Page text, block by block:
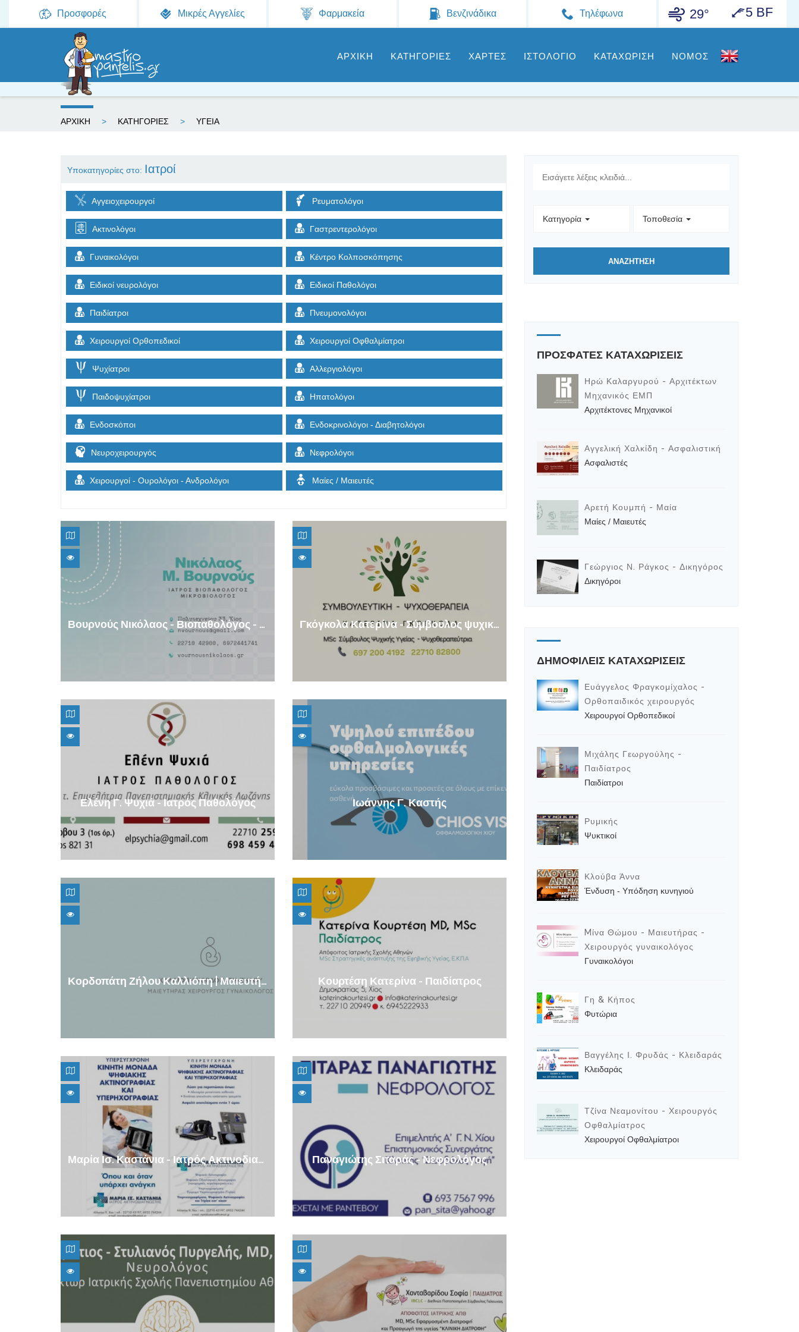
Jump to navigation
Προσφορές Μικρές Αγγελίες Φαρμακεία Βενζινάδικα Τηλέφωνα 29° 5 BF
ΑΡΧΙΚΗ ΚΑΤΗΓΟΡΙΕΣ ΧΑΡΤΕΣ ΙΣΤΟΛΟΓΙΟ ΚΑΤΑΧΩΡΙΣΗ ΝΟΜΟΣ
Ε
ε
δ
ώ
ΑΡΧΙΚΗ ΚΑΤΗΓΟΡΙΕΣ ΥΓΕΙΑ
Κατηγορία Τοποθεσία
Υποκατηγορίες στο: Ιατροί
Αγγειοχειρουργοί Ρευματολόγοι
Ακτινολόγοι Γαστρεντερολόγοι
Γυναικολόγοι Κέντρο Κολποσκόπησης
Ειδικοί νευρολόγοι Ειδικοί Παθολόγοι
Παιδίατροι Πνευμονολόγοι
Χειρουργοί Ορθοπεδικοί Χειρουργοί Οφθαλμίατροι
Ψυχίατροι Αλλεργιολόγοι
Παιδοψυχίατροι Ηπατολόγοι
Ενδοσκόποι Ενδοκρινολόγοι - Διαβητολόγοι
Νευροχειρουργός Νεφρολόγοι
Χειρουργοί - Ουρολόγοι - Ανδρολόγοι Μαίες / Μαιευτές
Βουρνούς Νικόλαος - Βιοπαθολόγος - Μικροβιολόγος Γκόγκολα Κατερίνα - Σύμβουλος ψυχικής υγείας - Ψυχοθεραπεύτρια
Ελένη Γ. Ψυχιά - Ιατρός Παθολόγος Ιωάννης Γ. Καστής
Κορδοπάτη Ζήλου Καλλιόπη | Μαιευτήρας - Γυναικολόγος Κουρτέση Κατερίνα - Παιδίατρος
Μαρία Ισ. Καστάνια - Ιατρός Ακτινοδιαγνώστης Παναγιώτης Σιταράς - Νεφρολόγος
ΠΡΟΣΦΑΤΕΣ ΚΑΤΑΧΩΡΙΣΕΙΣ
Ηρώ Καλαργυρού - Αρχιτέκτων
Μηχανικός ΕΜΠ
Αρχιτέκτονες Μηχανικοί
Αγγελική Χαλκίδη - Ασφαλιστική
Ασφαλιστές
Αρετή Κουμπή - Μαία
Μαίες / Μαιευτές
Γεώργιος Ν. Ράγκος - Δικηγόρος
Δικηγόροι
ΔΗΜΟΦΙΛΕΙΣ ΚΑΤΑΧΩΡΙΣΕΙΣ
Ευάγγελος Φραγκομίχαλος -
Ορθοπαιδικός χειρουργός
Χειρουργοί Ορθοπεδικοί
Μιχάλης Γεωργούλης -
Παιδίατρος
Παιδίατροι
Ρυμικής
Ψυκτικοί
Κλούβα Άννα
Ένδυση - Υπόδηση κυνηγιού
Mίνα Θώμου - Μαιευτήρας -
Χειρουργός γυναικολόγος
Γυναικολόγοι
Γη & Κήπος
Φυτώρια
Βαγγέλης Ι. Φρυδάς - Κλειδαράς
Κλειδαράς
Τζίνα Νεαμονίτου - Χειρουργός
Οφθαλμίατρος
Χειρουργοί Οφθαλμίατροι